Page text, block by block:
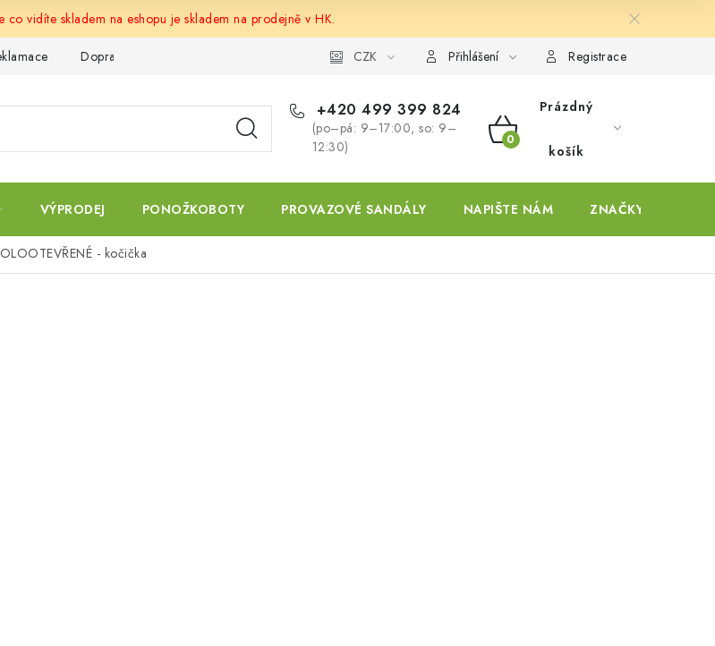
vidíte skladem na eshopu je skladem na prodejně v HK.
Doprava a platba CZK Přihlášení Registrace
+420 499 399 824
(po–pá: 9–17:00, so: 9–
12:30)
NÁKUPNÍ
KOŠÍK
Prázdný
košík
VÝPRODEJ PONOŽKOBOTY PROVAZOVÉ SANDÁLY NAPIŠTE NÁM ZNAČKY
- kočička